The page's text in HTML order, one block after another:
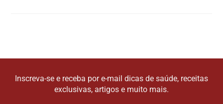
Inscreva-se e receba por e-mail dicas de saúde, receitas
exclusivas, artigos e muito mais.